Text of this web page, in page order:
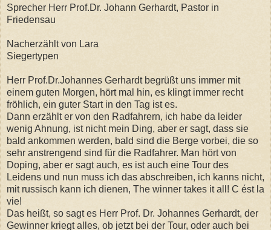
Sprecher Herr Prof.Dr. Johann Gerhardt, Pastor in
Friedensau
Nacherzählt von Lara
Siegertypen
Herr Prof.Dr.Johannes Gerhardt begrüßt uns immer mit
einem guten Morgen, hört mal hin, es klingt immer recht
fröhlich, ein guter Start in den Tag ist es.
Dann erzählt er von den Radfahrern, ich habe da leider
wenig Ahnung, ist nicht mein Ding, aber er sagt, dass sie
bald ankommen werden, bald sind die Berge vorbei, die so
sehr anstrengend sind für die Radfahrer. Man hört von
Doping, aber er sagt auch, es ist auch eine Tour des
Leidens und nun muss ich das abschreiben, ich kanns nicht,
mit russisch kann ich dienen, The winner takes it all! C ést la
vie!
Das heißt, so sagt es Herr Prof. Dr. Johannes Gerhardt, der
Gewinner kriegt alles, ob jetzt bei der Tour, oder auch bei